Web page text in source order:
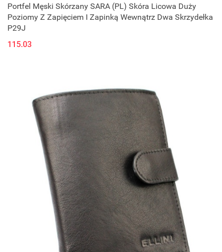
Portfel Męski Skórzany SARA (PL) Skóra Licowa Duży
Poziomy Z Zapięciem I Zapinką Wewnątrz Dwa Skrzydełka
P29J
115.03